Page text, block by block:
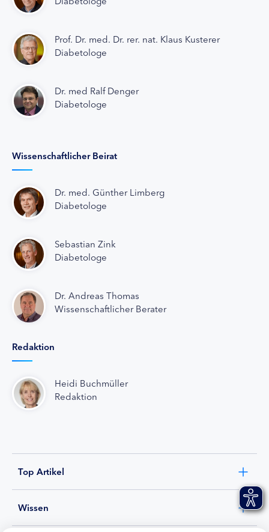
Prof. Dr. med. Dr. rer. nat. Klaus Kusterer
Diabetologe
Dr. med Ralf Denger
Diabetologe
Wissenschaftlicher Beirat
Dr. med. Günther Limberg
Diabetologe
Sebastian Zink
Diabetologe
Dr. Andreas Thomas
Wissenschaftlicher Berater
Redaktion
Heidi Buchmüller
Redaktion
Top Artikel
Wissen